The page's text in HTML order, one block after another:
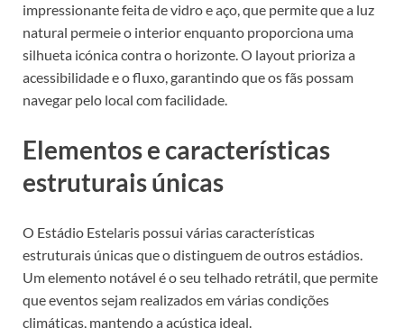
impressionante feita de vidro e aço, que permite que a luz
natural permeie o interior enquanto proporciona uma
silhueta icónica contra o horizonte. O layout prioriza a
acessibilidade e o fluxo, garantindo que os fãs possam
navegar pelo local com facilidade.
Elementos e características
estruturais únicas
O Estádio Estelaris possui várias características
estruturais únicas que o distinguem de outros estádios.
Um elemento notável é o seu telhado retrátil, que permite
que eventos sejam realizados em várias condições
climáticas, mantendo a acústica ideal.